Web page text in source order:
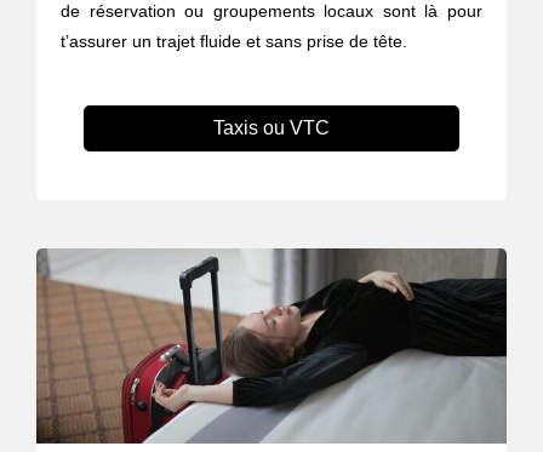
de réservation ou groupements locaux sont là pour
t’assurer un trajet fluide et sans prise de tête.
Taxis ou VTC